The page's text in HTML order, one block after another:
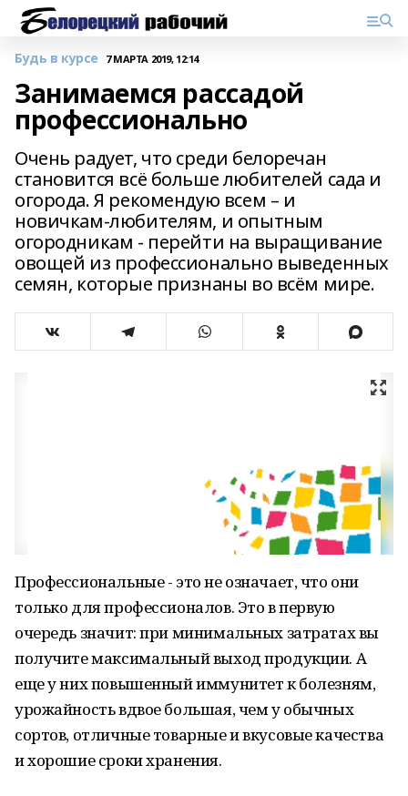
Будь в курсе 7 МАРТА 2019, 12:14
Занимаемся рассадой
профессионально
Очень радует, что среди белоречан
становится всё больше любителей сада и
огорода. Я рекомендую всем – и
новичкам-любителям, и опытным
огородникам - перейти на выращивание
овощей из профессионально выведенных
семян, которые признаны во всём мире.
Профессиональные - это не означает, что они
только для профессионалов. Это в первую
очередь значит: при минимальных затратах вы
получите максимальный выход продукции. А
еще у них повышенный иммунитет к болезням,
урожайность вдвое большая, чем у обычных
сортов, отличные товарные и вкусовые качества
и хорошие сроки хранения.